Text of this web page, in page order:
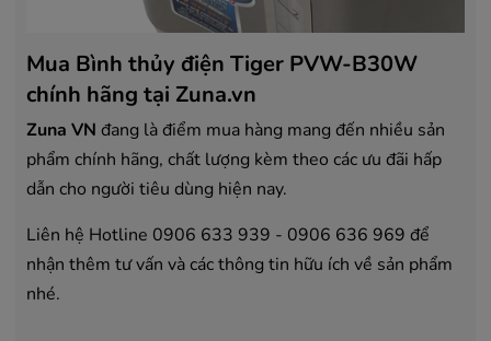
Mua Bình thủy điện Tiger PVW-B30W
chính hãng tại Zuna.vn
Zuna VN đang là điểm mua hàng mang đến nhiều sản
phẩm chính hãng, chất lượng kèm theo các ưu đãi hấp
dẫn cho người tiêu dùng hiện nay.
Liên hệ Hotline 0906 633 939 - 0906 636 969 để
nhận thêm tư vấn và các thông tin hữu ích về sản phẩm
nhé.